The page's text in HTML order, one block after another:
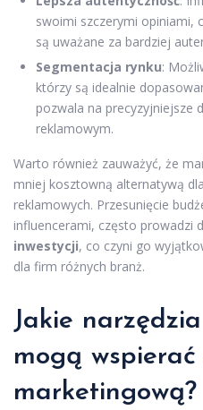
swoimi szczerymi opiniami,
są uważane za bardziej
Segmentacja rynku:
którzy są idealnie
pozwala na precyzyjniejsze
reklamowym.
Warto również zauważyć, że
mniej kosztowną alternatywą
reklamowych. Przesunięcie
influencerami, często prowadzi
inwestycji, co czyni go
dla firm różnych branż.
Jakie
mogą
marketingową?